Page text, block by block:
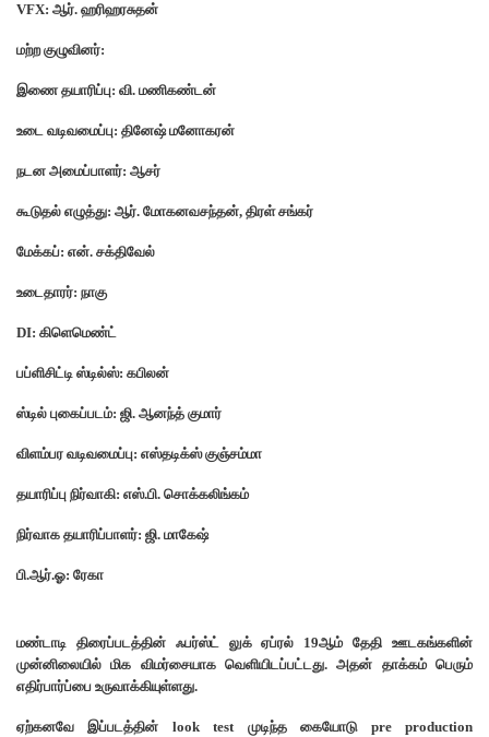
VFX: ஆர். ஹரிஹரசுதன்
மற்ற குழுவினர்:
இணை தயாரிப்பு: வி. மணிகண்டன்
உடை வடிவமைப்பு: தினேஷ் மனோகரன்
நடன அமைப்பாளர்: ஆசர்
கூடுதல் எழுத்து: ஆர். மோகனவசந்தன், திரள் சங்கர்
மேக்கப்: என். சக்திவேல்
உடைதாரர்: நாகு
DI: கிளெமெண்ட்
பப்ளிசிட்டி ஸ்டில்ஸ்: கபிலன்
ஸ்டில் புகைப்படம்: ஜி. ஆனந்த் குமார்
விளம்பர வடிவமைப்பு: எஸ்தடிக்ஸ் குஞ்சம்மா
தயாரிப்பு நிர்வாகி: எஸ்.பி. சொக்கலிங்கம்
நிர்வாக தயாரிப்பாளர்: ஜி. மாகேஷ்
பி.ஆர்.ஓ: ரேகா
மண்டாடி திரைப்படத்தின் ஃபர்ஸ்ட் லுக் ஏப்ரல் 19ஆம் தேதி ஊடகங்களின்
முன்னிலையில் மிக விமர்சையாக வெளியிடப்பட்டது. அதன் தாக்கம் பெரும்
எதிர்பார்ப்பை உருவாக்கியுள்ளது.
ஏற்கனவே இப்படத்தின் look test முடிந்த கையோடு pre production